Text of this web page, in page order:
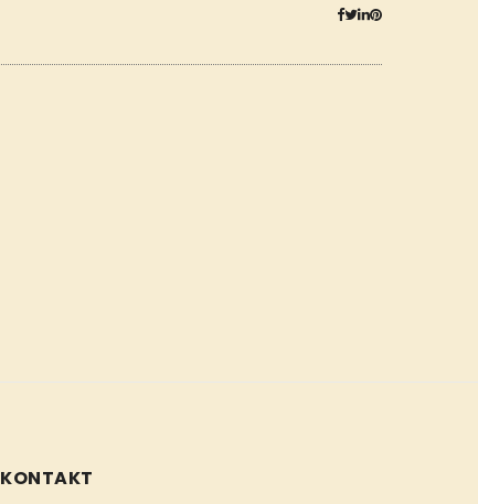
KONTAKT